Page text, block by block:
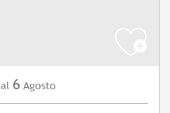
al 6 Agosto